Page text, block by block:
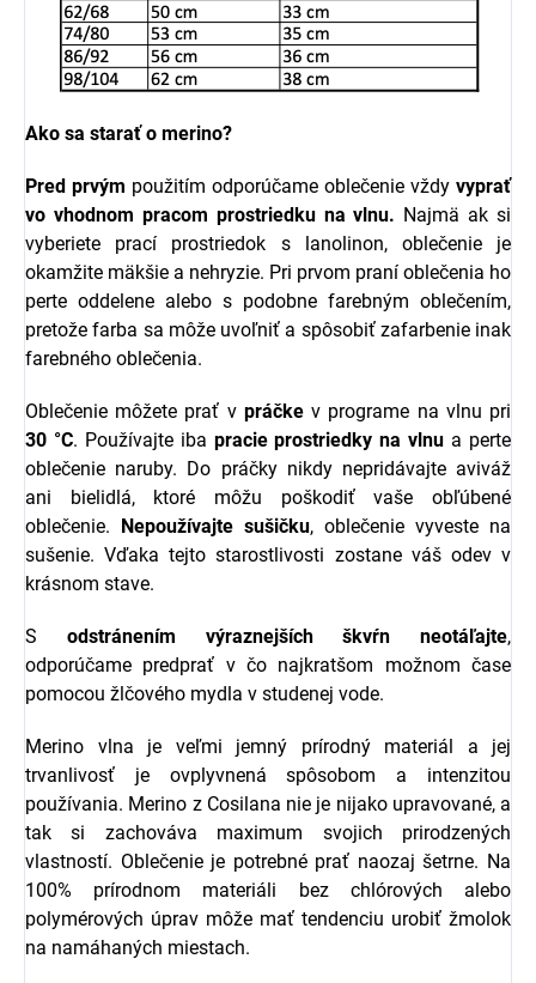
Ako sa starať o merino?
Pred prvým použitím odporúčame oblečenie vždy vyprať
vo vhodnom pracom prostriedku na vlnu. Najmä ak si
vyberiete prací prostriedok s lanolinon, oblečenie je
okamžite mäkšie a nehryzie. Pri prvom praní oblečenia ho
perte oddelene alebo s podobne farebným oblečením,
pretože farba sa môže uvoľniť a spôsobiť zafarbenie inak
farebného oblečenia.
Oblečenie môžete prať v práčkev programe na vlnu pri
30 °C. Používajte iba pracie prostriedky na vlnu a perte
oblečenie naruby. Do práčky nikdy nepridávajte aviváž
ani bielidlá, ktoré môžu poškodiť vaše obľúbené
oblečenie. Nepoužívajte sušičku, oblečenie vyveste na
sušenie. Vďaka tejto starostlivosti zostane váš odev v
krásnom stave.
S odstránením výraznejších škvŕn neotáľajte,
odporúčame predprať v čo najkratšom možnom čase
pomocou žlčového mydla v studenej vode.
Merino vlna je veľmi jemný prírodný materiál a jej
trvanlivosť je ovplyvnená spôsobom a intenzitou
používania. Merino z Cosilana nie je nijako upravované, a
tak si zachováva maximum svojich prirodzených
vlastností. Oblečenie je potrebné prať naozaj šetrne. Na
100% prírodnom materiáli bez chlórových alebo
polymérových úprav môže mať tendenciu urobiť žmolok
na namáhaných miestach.